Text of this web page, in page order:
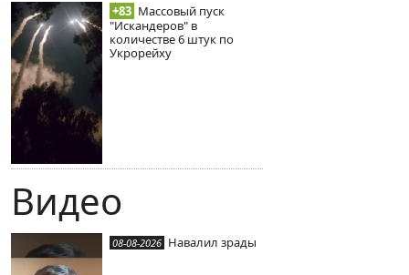
+83 Массовый пуск
"Искандеров" в
количестве 6 штук по
Укрорейху
Видео
08-08-2026 Навалил зрады